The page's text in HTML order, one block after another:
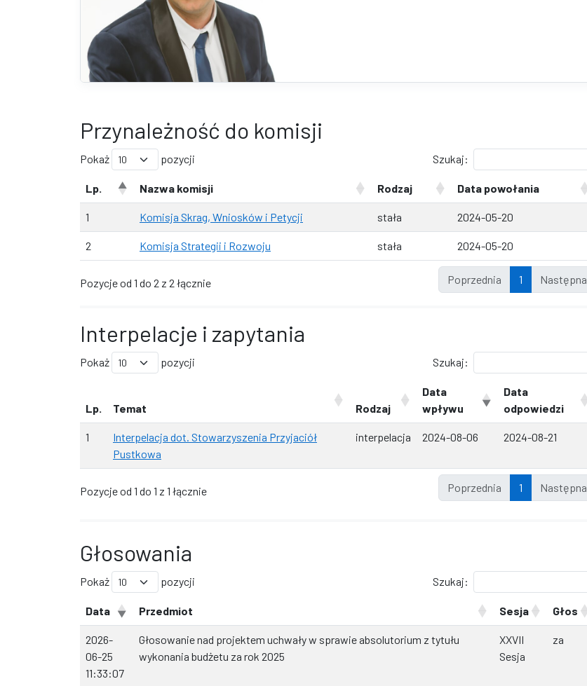
Przynależność do komisji
Pokaż pozycji Szukaj:
Lp. Nazwa komisji Rodzaj Data powołania
1 Komisja Skrag, Wniosków i Petycji stała 2024-05-20
2 Komisja Strategii i Rozwoju stała 2024-05-20
Pozycje od 1 do 2 z 2 łącznie Poprzednia 1 Następna
Interpelacje i zapytania
Pokaż pozycji Szukaj:
Lp. Temat Rodzaj
Data
wpływu
Data
odpowiedzi
1
Interpelacja dot. Stowarzyszenia Przyjaciół
Pustkowa
interpelacja 2024-08-06 2024-08-21
Pozycje od 1 do 1 z 1 łącznie Poprzednia 1 Następna
Głosowania
Pokaż pozycji Szukaj:
Data Przedmiot Sesja Głos
2026-
06-25
11:33:07
Głosowanie nad projektem uchwały w sprawie absolutorium z tytułu
wykonania budżetu za rok 2025
XXVII
Sesja
za